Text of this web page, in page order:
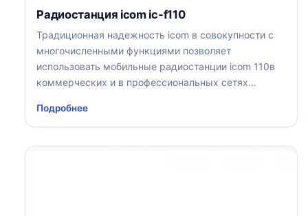
Радиостанция icom ic-f110
Традиционная надежность icom в совокупности с
многочисленными функциями позволяет
использовать мобильные радиостанции icom 110в
коммерческих и в профессиональных сетях
Подробнее